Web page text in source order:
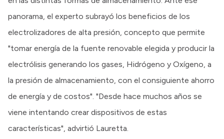
panorama, el experto subrayó los beneficios de los
electrolizadores de alta presión, concepto que permite
"tomar energía de la fuente renovable elegida y producir la
electrólisis generando los gases, Hidrógeno y Oxígeno, a
la presión de almacenamiento, con el consiguiente ahorro
de energía y de costos". "Desde hace muchos años se
viene intentando crear dispositivos de estas
características", advirtió Lauretta.